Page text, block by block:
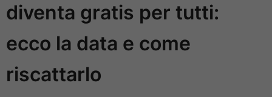
diventa gratis per tutti:
ecco la data e come
riscattarlo